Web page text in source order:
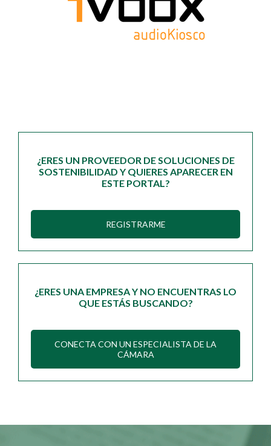
¿ERES UN PROVEEDOR DE SOLUCIONES DE
SOSTENIBILIDAD Y QUIERES APARECER EN
ESTE PORTAL?
REGISTRARME
¿ERES UNA EMPRESA Y NO ENCUENTRAS LO
QUE ESTÁS BUSCANDO?
CONECTA CON UN ESPECIALISTA DE LA
CÁMARA